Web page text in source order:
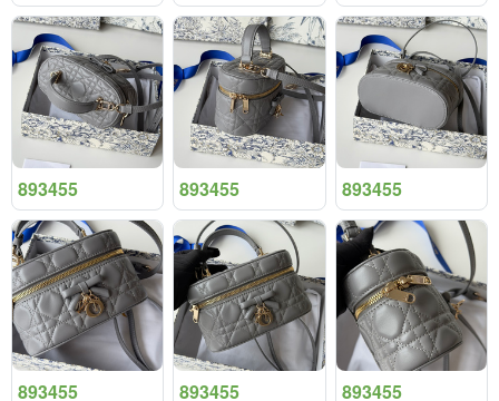
893455 893455 893455
893455 893455 893455